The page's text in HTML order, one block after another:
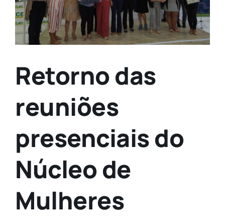
Retorno das
reuniões
presenciais do
Núcleo de
Mulheres